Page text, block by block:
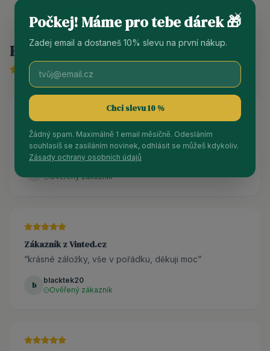
Hodnocení produktu
5 / 5 (6
Zákazník z Vinted.cz
Záložky jsou naprosto úžasné! Doporučuji! 💟 ”
Ověřený zákazník
Zákazník z Vinted.cz
“krásné záložky, vše v pořádku, děkuji moc”
b
blacktek20
Ověřený zákazník
Počkej! Máme pro tebe dárek 🎁
Zadej email a dostaneš 10% slevu na první nákup.
Chci slevu 10 %
Žádný spam. Maximálně 1 email měsíčně. Odesláním
souhlasíš se zasíláním novinek, odhlásit se můžeš kdykoliv.
Zásady ochrany osobních údajů